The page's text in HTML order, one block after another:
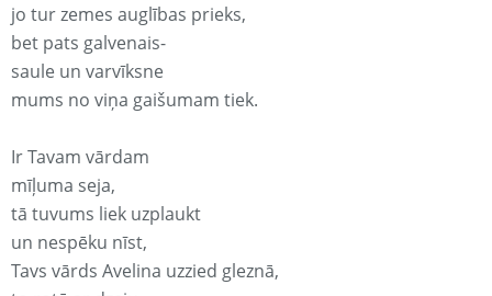
jo tur zemes auglības prieks,
bet pats galvenais-
saule un varvīksne
mums no viņa gaišumam tiek.
Ir Tavam vārdam
mīļuma seja,
tā tuvums liek uzplaukt
un nespēku nīst,
Tavs vārds Avelina uzzied gleznā,